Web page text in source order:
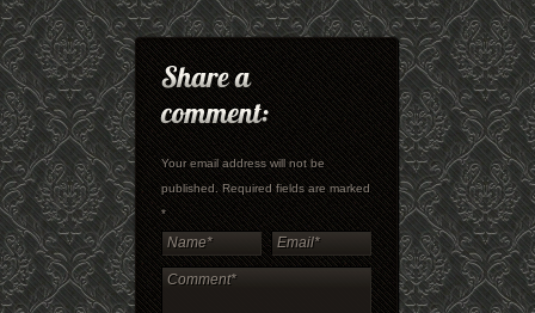
Your email address will not be
published. Required fields are marked
*